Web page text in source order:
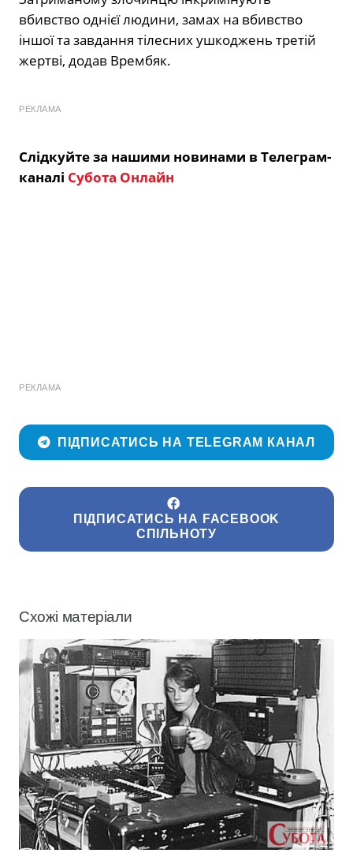
вбивство однієї людини, замах на вбивство
іншої та завдання тілесних ушкоджень третій
жертві, додав Врембяк.
РЕКЛАМА
Слідкуйте за нашими новинами в Телеграм-
каналі Субота Онлайн
РЕКЛАМА
ПІДПИСАТИСЬ НА TELEGRAM КАНАЛ
ПІДПИСАТИСЬ НА FACEBOOK
СПІЛЬНОТУ
Схожі матеріали